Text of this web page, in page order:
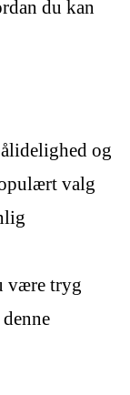
du kan
og
valg
være tryg